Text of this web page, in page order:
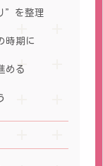
”を整理
時期に
める